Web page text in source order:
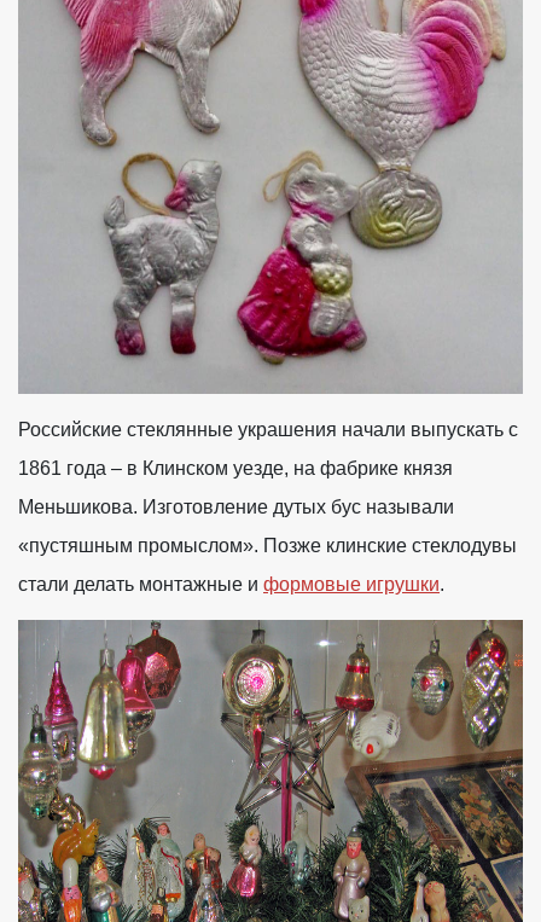
Российские стеклянные украшения начали выпускать с
1861 года – в Клинском уезде, на фабрике князя
Меньшикова. Изготовление дутых бус называли
«пустяшным промыслом». Позже клинские стеклодувы
стали делать монтажные и формовые игрушки.